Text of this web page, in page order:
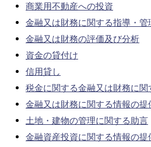
商業用不動産への投資
金融又は財務に関する指導・管
金融又は財務の評価及び分析
資金の貸付け
信用貸し
税金に関する金融又は財務に関
金融又は財務に関する情報の提
土地・建物の管理に関する助言
金融資産投資に関する情報の